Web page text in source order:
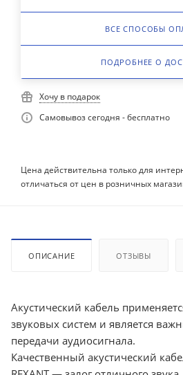
ВСЕ СПОСОБЫ
ПОДРОБНЕЕ О
Хочу в подарок
Самовывоз сегодня - бесплатно
Цена действительна только для
отличаться от цен в розничных
ОПИСАНИЕ ОТЗЫВЫ
Акустический кабель
звуковых систем и является
передачи аудиосигнала.
Качественный акустический